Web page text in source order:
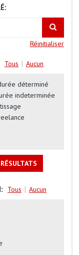
Réinitialiser
Tous | Aucun
déterminé
indeterminée
Tous | Aucun